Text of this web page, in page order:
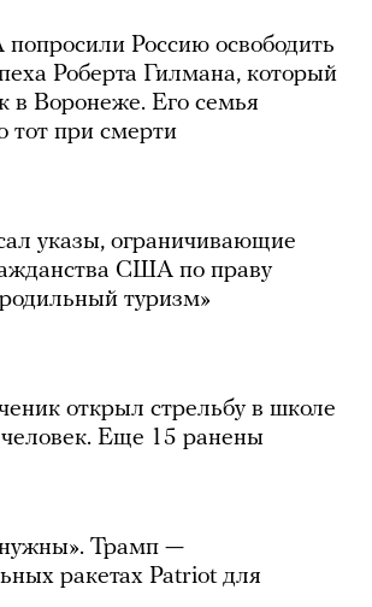
Россию освободить
Роберта Гилмана, который
в Воронеже. Его семья
тот при смерти
указы, ограничивающие
США по праву
туризм»
открыл стрельбу в школе
Еще 15 ранены
Трамп —
ракетах Patriot для